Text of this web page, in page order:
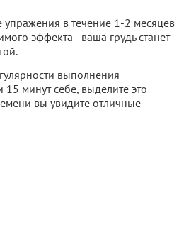
в течение 1-2 месяцев
эффекта - ваша грудь станет
выполнения
15 минут себе, выделите это
вы увидите отличные